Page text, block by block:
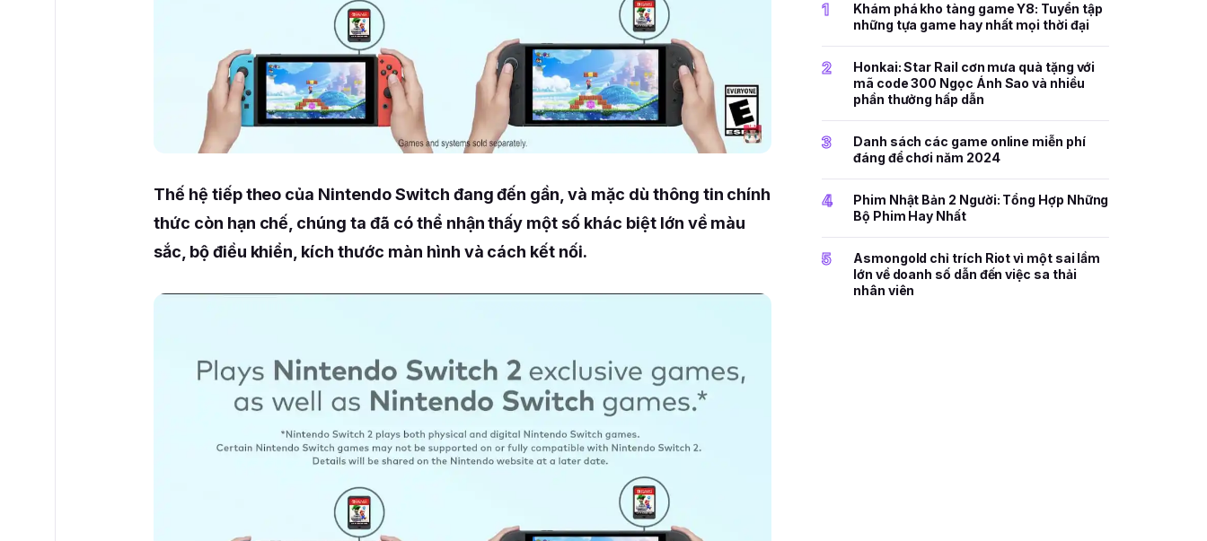
Thế hệ tiếp theo của Nintendo Switch đang đến gần, và mặc dù thông tin chính
thức còn hạn chế, chúng ta đã có thể nhận thấy một số khác biệt lớn về màu
sắc, bộ điều khiển, kích thước màn hình và cách kết nối.
1
Khám phá kho tàng game Y8: Tuyển tập
những tựa game hay nhất mọi thời đại
2
Honkai: Star Rail cơn mưa quà tặng với
mã code 300 Ngọc Ánh Sao và nhiều
phần thưởng hấp dẫn
3
Danh sách các game online miễn phí
đáng để chơi năm 2024
4
Phim Nhật Bản 2 Người: Tổng Hợp Những
Bộ Phim Hay Nhất
5
Asmongold chỉ trích Riot vì một sai lầm
lớn về doanh số dẫn đến việc sa thải
nhân viên